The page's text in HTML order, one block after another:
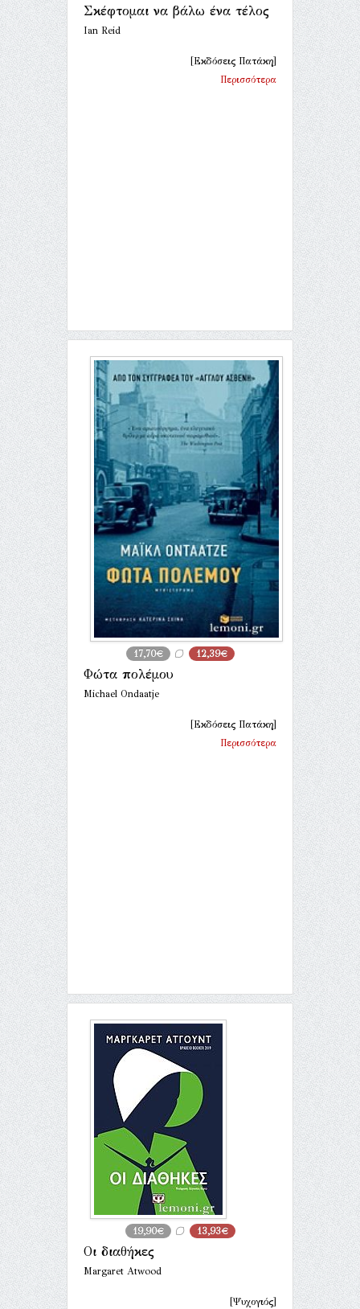
Σκέφτομαι να βάλω ένα τέλος
Ian Reid
[Εκδόσεις Πατάκη]
Περισσότερα
17,70€ 12,39€
Φώτα πολέμου
Michael Ondaatje
[Εκδόσεις Πατάκη]
Περισσότερα
19,90€ 13,93€
Οι διαθήκες
Margaret Atwood
[Ψυχογιός]